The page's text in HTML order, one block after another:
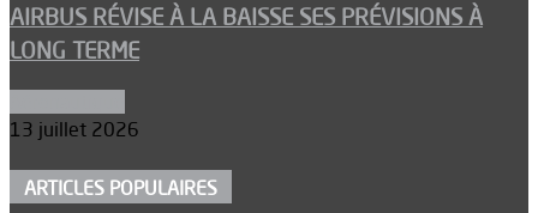
AIRBUS RÉVISE À LA BAISSE SES PRÉVISIONS À
LONG TERME
13 juillet 2026
ARTICLES POPULAIRES